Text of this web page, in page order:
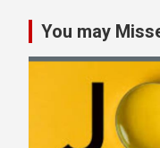
You may